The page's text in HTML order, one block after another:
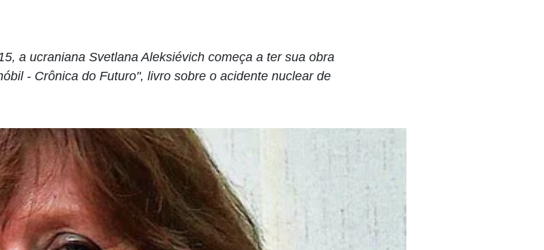
a ucraniana Svetlana Aleksiévich começa a ter sua obra
- Crônica do Futuro", livro sobre o acidente nuclear de